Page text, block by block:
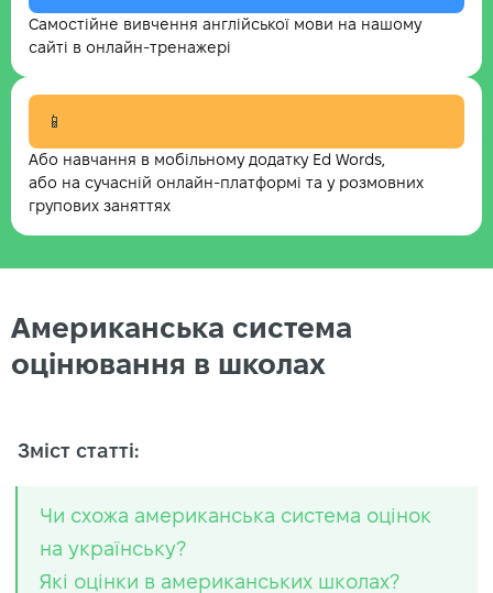
Самостійне вивчення англійської мови на нашому
сайті в онлайн-тренажері
📱
Або навчання в мобільному додатку Ed Words,
або на сучасній онлайн-платформі та у розмовних
групових заняттях
Американська система
оцінювання в школах
Зміст статті:
Чи схожа американська система оцінок
на українську?
Які оцінки в американських школах?